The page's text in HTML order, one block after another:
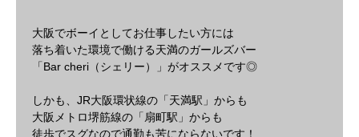
大阪でボーイとしてお仕事したい方には
落ち着いた環境で働ける天満のガールズバー
「Bar cheri（シェリー）」がオススメです◎
しかも、JR大阪環状線の「天満駅」からも
大阪メトロ堺筋線の「扇町駅」からも
徒歩でスグなので通勤も苦にならないです！